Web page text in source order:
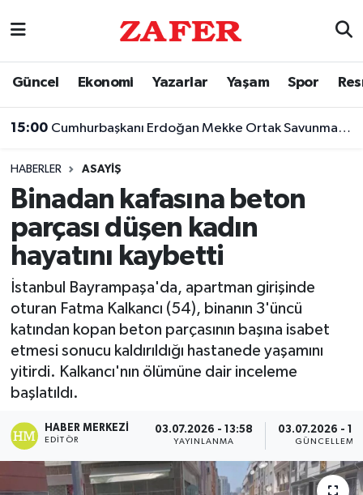
Güncel Ekonomi Yazarlar Yaşam Spor
15:00 Cumhurbaşkanı Erdoğan Mekke Ortak Savunma Anlaşması'nı imzaladı
HABERLER ASAYIŞ
Binadan kafasına beton
parçası düşen kadın
hayatını kaybetti
İstanbul Bayrampaşa'da, apartman girişinde
oturan Fatma Kalkancı (54), binanın 3'üncü
katından kopan beton parçasının başına isabet
etmesi sonucu kaldırıldığı hastanede yaşamını
yitirdi. Kalkancı'nın ölümüne dair inceleme
başlatıldı.
HABER MERKEZI
EDITÖR
03.07.2026 - 13:58
YAYINLANMA
03.07.2026 -
GÜNCELLEME
Nöbetçi Eczaneler
Trafik Durumu
Süper Lig Puan Durumu ve Fikstür
Tüm Manşetler
Son Dakika Haberleri
Haber Arşivi